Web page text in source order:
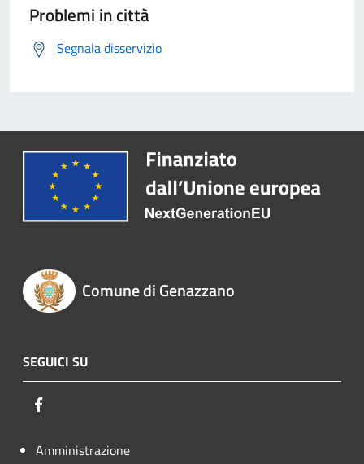
Problemi in città
Segnala disservizio
Comune di Genazzano
SEGUICI SU
Amministrazione